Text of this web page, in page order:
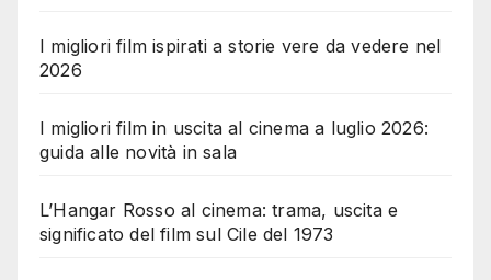
I migliori film ispirati a storie vere da vedere nel
2026
I migliori film in uscita al cinema a luglio 2026:
guida alle novità in sala
L’Hangar Rosso al cinema: trama, uscita e
significato del film sul Cile del 1973